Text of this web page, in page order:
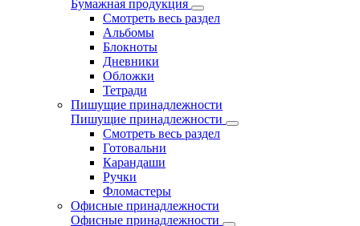
Бумажная продукция
Смотреть весь раздел
Альбомы
Блокноты
Дневники
Обложки
Тетради
Пишущие принадлежности
Пишущие принадлежности
Смотреть весь раздел
Готовальни
Карандаши
Ручки
Фломастеры
Офисные принадлежности
Офисные принадлежности